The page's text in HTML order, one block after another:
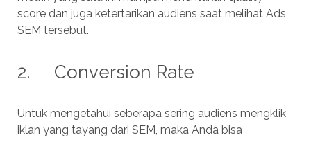
score dan juga ketertarikan audiens saat melihat Ads
SEM tersebut.
2. Conversion Rate
Untuk mengetahui seberapa sering audiens mengklik
iklan yang tayang dari SEM, maka Anda bisa